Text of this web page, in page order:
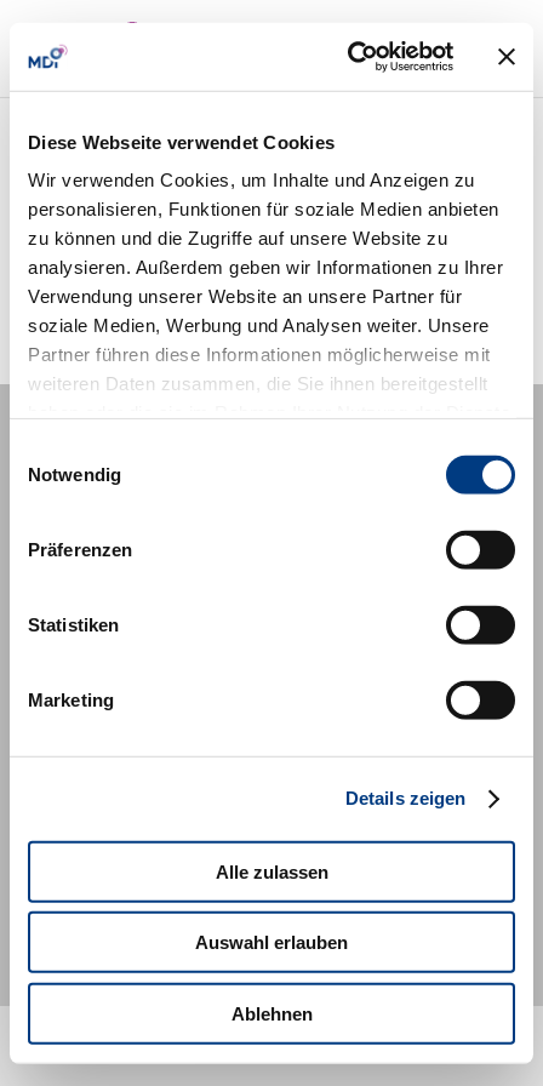
Diese Webseite verwendet Cookies
Wir verwenden Cookies, um Inhalte und Anzeigen zu
personalisieren, Funktionen für soziale Medien anbieten
zu können und die Zugriffe auf unsere Website zu
analysieren. Außerdem geben wir Informationen zu Ihrer
Verwendung unserer Website an unsere Partner für
soziale Medien, Werbung und Analysen weiter. Unsere
Partner führen diese Informationen möglicherweise mit
weiteren Daten zusammen, die Sie ihnen bereitgestellt
Notwendig
Präferenzen
Statistiken
Marketing
Details zeigen
Alle zulassen
Auswahl erlauben
Ablehnen
Headerbild_Welle
Imprint
Twitter
© MDI Management Development Institute, 2020